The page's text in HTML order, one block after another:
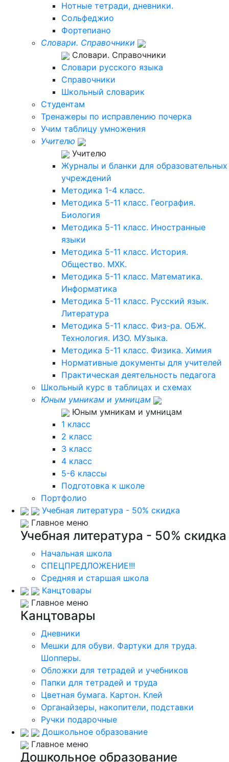
Нотные тетради, дневники.
Сольфеджио
Фортепиано
Словари. Справочники
Словари. Справочники
Словари русского языка
Справочники
Школьный словарик
Студентам
Тренажеры по исправлению почерка
Учим таблицу умножения
Учителю
Учителю
Журналы и бланки для образовательных
учреждений
Методика 1-4 класс.
Методика 5-11 класс. География.
Биология
Методика 5-11 класс. Иностранные
языки
Методика 5-11 класс. История.
Общество. МХК.
Методика 5-11 класс. Математика.
Информатика
Методика 5-11 класс. Русский язык.
Литература
Методика 5-11 класс. Физ-ра. ОБЖ.
Технология. ИЗО. МУзыка.
Методика 5-11 класс. Физика. Химия
Нормативные документы для учителей
Практическая деятельность педагога
Школьный курс в таблицах и схемах
Юным умникам и умницам
Юным умникам и умницам
1 класс
2 класс
3 класс
4 класс
5-6 классы
Подготовка к школе
Портфолио
Учебная литература - 50% скидка
Главное меню
Учебная литература - 50% скидка
Начальная школа
СПЕЦПРЕДЛОЖЕНИЕ!!!
Средняя и старшая школа
Канцтовары
Главное меню
Канцтовары
Дневники
Мешки для обуви. Фартуки для труда.
Шопперы.
Обложки для тетрадей и учебников
Папки для тетрадей и труда
Цветная бумага. Картон. Клей
Органайзеры, накопители, подставки
Ручки подарочные
Дошкольное образование
Главное меню
Дошкольное образование